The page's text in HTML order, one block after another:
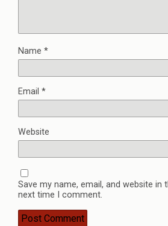
Name *
Email *
Website
Save my name, email, and website in
next time I comment.